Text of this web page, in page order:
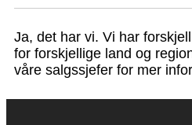
Ja, det har vi. Vi har
for forskjellige land og
våre salgssjefer for mer